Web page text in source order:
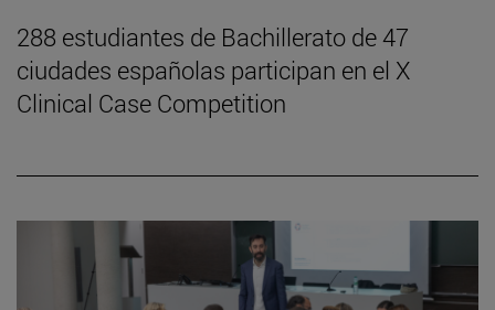
288 estudiantes de Bachillerato de 47
ciudades españolas participan en el X
Clinical Case Competition